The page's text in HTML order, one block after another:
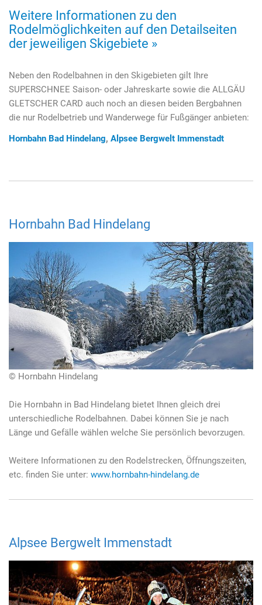
Weitere Informationen zu den
Rodelmöglichkeiten auf den Detailseiten
der jeweiligen Skigebiete »
Neben den Rodelbahnen in den Skigebieten gilt Ihre
SUPERSCHNEE Saison- oder Jahreskarte sowie die ALLGÄU
GLETSCHER CARD auch noch an diesen beiden Bergbahnen
die nur Rodelbetrieb und Wanderwege für Fußgänger anbieten:
Hornbahn Bad Hindelang, Alpsee Bergwelt Immenstadt
Hornbahn Bad Hindelang
© Hornbahn Hindelang
Die Hornbahn in Bad Hindelang bietet Ihnen gleich drei
unterschiedliche Rodelbahnen. Dabei können Sie je nach
Länge und Gefälle wählen welche Sie persönlich bevorzugen.
Weitere Informationen zu den Rodelstrecken, Öffnungszeiten,
etc. finden Sie unter: www.hornbahn-hindelang.de
Alpsee Bergwelt Immenstadt